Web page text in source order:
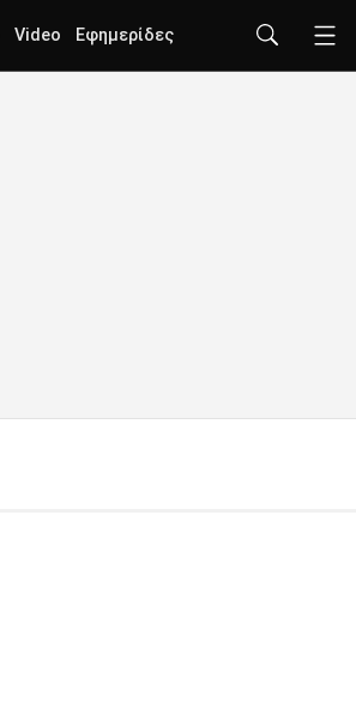
Video Εφημερίδες